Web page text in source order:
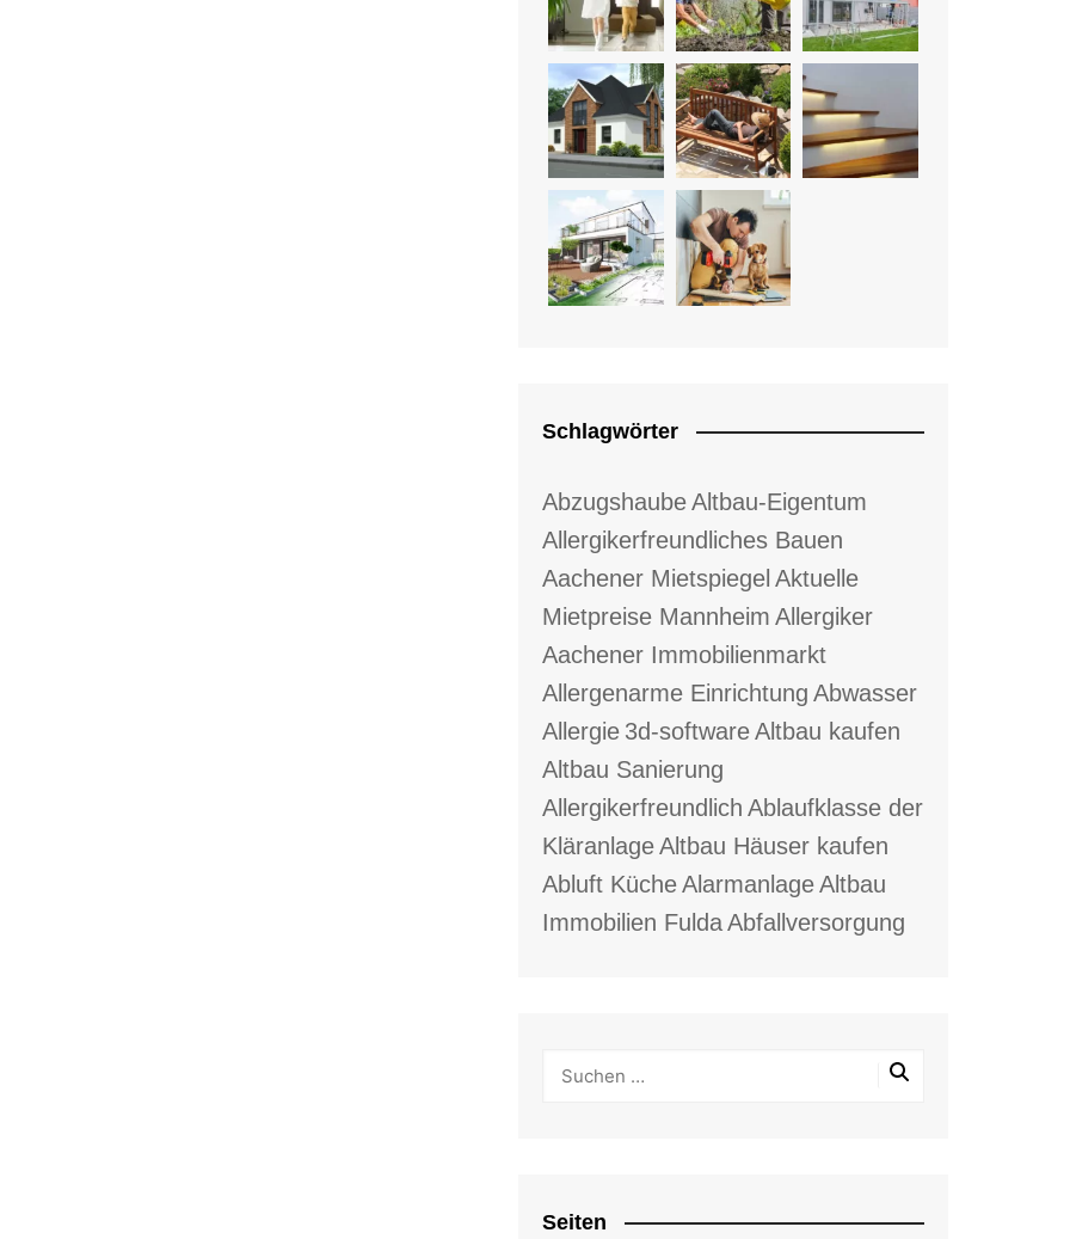
Schlagwörter
AbzugshaubeAltbau-Eigentum
Allergikerfreundliches Bauen
Aachener Mietspiegel Aktuelle
Mietpreise Mannheim Allergiker
Aachener Immobilienmarkt
Allergenarme Einrichtung Abwasser
Allergie 3d-softwareAltbau kaufen
Altbau Sanierung
Allergikerfreundlich Ablaufklasse der
KläranlageAltbau Häuser kaufen
Abluft KücheAlarmanlageAltbau
Immobilien FuldaAbfallversorgung
Seiten